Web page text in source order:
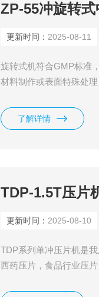
ZP-55冲旋转
更新时间： 2025-08-11
旋转式机符合GMP标准
材料制作或表面特殊处
间保持时间。
了解详情
TDP-1.5T压片
更新时间： 2025-08-10
TDP系列单冲压片机是
西药压片，食品行业压